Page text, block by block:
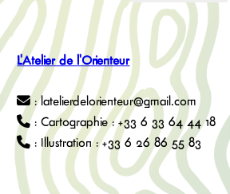
L'Atelier de l'Orienteur
: latelierdelorienteur@gmail.com
: Cartographie : +33 6 33 64 44 18
: Illustration : +33 6 26 86 55 83